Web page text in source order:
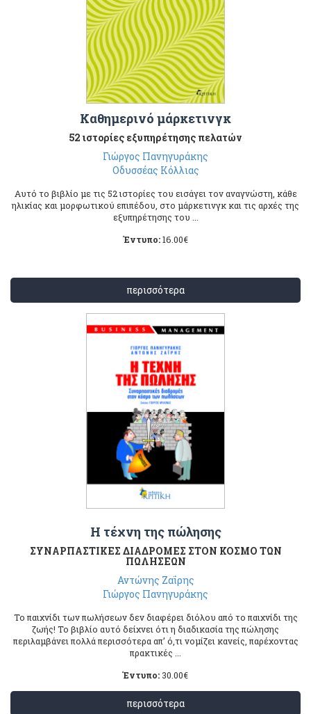
Καθημερινό μάρκετινγκ
52 ιστορίες εξυπηρέτησης πελατών
Γιώργος Πανηγυράκης
Οδυσσέας Κόλλιας
Αυτό το βιβλίο με τις 52 ιστορίες του εισάγει τον αναγνώστη, κάθε
ηλικίας και μορφωτικού επιπέδου, στο μάρκετινγκ και τις αρχές της
εξυπηρέτησης του ...
Έντυπο:16.00€
περισσότερα
Η τέχνη της πώλησης
ΣΥΝΑΡΠΑΣΤΙΚΕΣ ΔΙΑΔΡΟΜΕΣ ΣΤΟΝ ΚΟΣΜΟ ΤΩΝ
ΠΩΛΗΣΕΩΝ
Αντώνης Ζαΐρης
Γιώργος Πανηγυράκης
Το παιχνίδι των πωλήσεων δεν διαφέρει διόλου από το παιχνίδι της
ζωής! Το βιβλίο αυτό δείχνει ότι η διαδικασία της πώλησης
περιλαμβάνει πολλά περισσότερα απ’ ό,τι νομίζει κανείς, παρέχοντας
πρακτικές ...
Έντυπο: 30.00€
περισσότερα